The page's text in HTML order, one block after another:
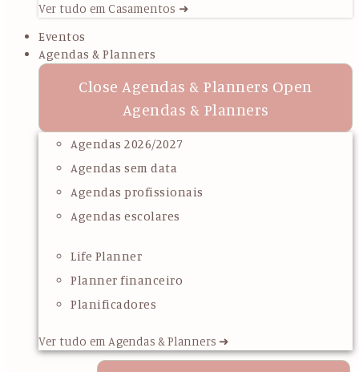
Ver tudo em Casamentos ➜
Eventos
Agendas & Planners
Close Agendas & Planners Open
Agendas & Planners
Agendas 2026/2027
Agendas sem data
Agendas profissionais
Agendas escolares
Life Planner
Planner financeiro
Planificadores
Ver tudo em Agendas & Planners ➜